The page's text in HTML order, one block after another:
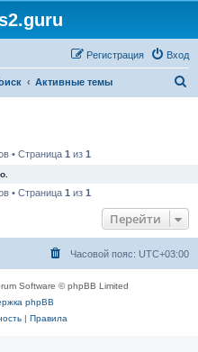
Вход
Регистрация
Активные темы
• Страница 1 из 1
• Страница 1 из 1
Перейти
Часовой пояс: UTC+03:00
Software © phpBB Limited
phpBB
| Правила